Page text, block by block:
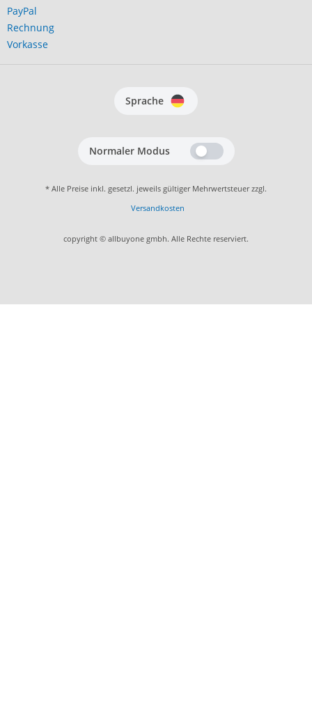
PayPal
Rechnung
Vorkasse
Sprache
Normaler Modus
* Alle Preise inkl. gesetzl. jeweils gültiger Mehrwertsteuer zzgl.
Versandkosten
copyright © allbuyone gmbh. Alle Rechte reserviert.